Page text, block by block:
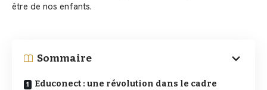
être de nos enfants.
Sommaire
Educonect : une révolution dans le cadre